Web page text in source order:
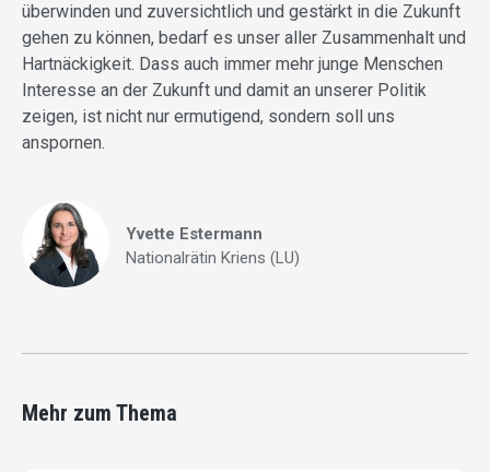
überwinden und zuversichtlich und gestärkt in die Zukunft
gehen zu können, bedarf es unser aller Zusammenhalt und
Hartnäckigkeit. Dass auch immer mehr junge Menschen
Interesse an der Zukunft und damit an unserer Politik
zeigen, ist nicht nur ermutigend, sondern soll uns
anspornen.
Yvette Estermann
Nationalrätin Kriens (LU)
Mehr zum Thema